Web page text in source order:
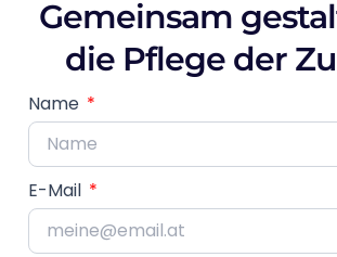
Gemeinsam
die Pflege der
Name
E-Mail